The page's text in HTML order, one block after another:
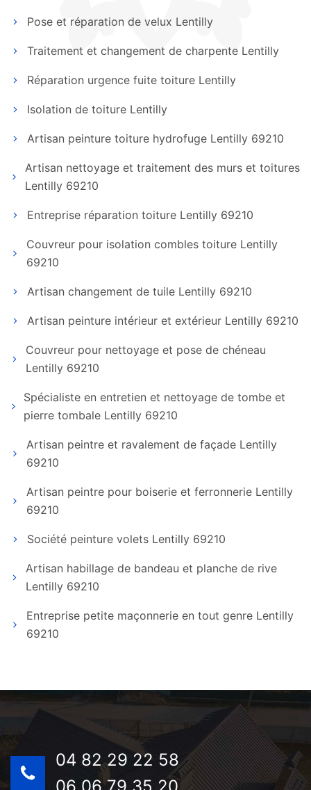
Pose et réparation de velux Lentilly
Traitement et changement de charpente Lentilly
Réparation urgence fuite toiture Lentilly
Isolation de toiture Lentilly
Artisan peinture toiture hydrofuge Lentilly 69210
Artisan nettoyage et traitement des murs et toitures
Lentilly 69210
Entreprise réparation toiture Lentilly 69210
Couvreur pour isolation combles toiture Lentilly
69210
Artisan changement de tuile Lentilly 69210
Artisan peinture intérieur et extérieur Lentilly 69210
Couvreur pour nettoyage et pose de chéneau
Lentilly 69210
Spécialiste en entretien et nettoyage de tombe et
pierre tombale Lentilly 69210
Artisan peintre et ravalement de façade Lentilly
69210
Artisan peintre pour boiserie et ferronnerie Lentilly
69210
Société peinture volets Lentilly 69210
Artisan habillage de bandeau et planche de rive
Lentilly 69210
Entreprise petite maçonnerie en tout genre Lentilly
69210
04 82 29 22 58